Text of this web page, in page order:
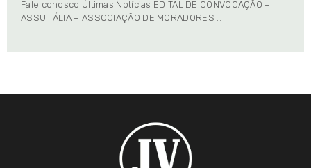
Fale conosco Últimas Notícias EDITAL DE CONVOCAÇÃO –
ASSUITÁLIA – ASSOCIAÇÃO DE MORADORES …